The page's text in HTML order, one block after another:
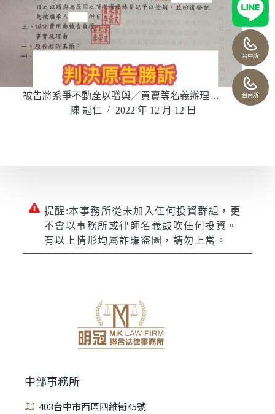
被告將系爭不動產以贈與／買賣等名義辦理…
陳 冠仁
2022 年 12 月 12 日
提醒:本事務所從未加入任何投資群組，更
不會以事務所或律師名義鼓吹任何投資。
有以上情形均屬詐騙盜圖，請勿上當。
台中所
台南所
中部事務所
403台中市西區四維街45號